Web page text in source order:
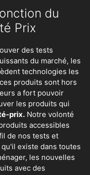
du
Prix
des tests
du marché, les
technologies les
produits sont hors
a fort pouvoir
les produits qui
prix. Notre volonté
accessibles
de nos tests et
existe dans toutes
, les nouvelles
avec des